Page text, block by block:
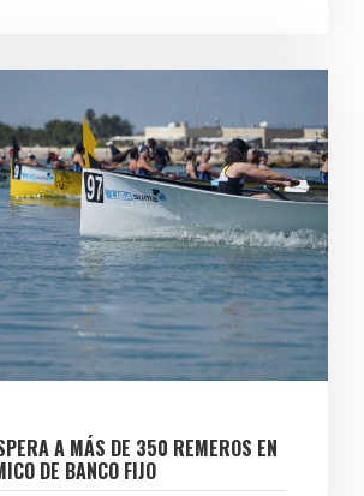
A MÁS DE 350 REMEROS EN
DE BANCO FIJO